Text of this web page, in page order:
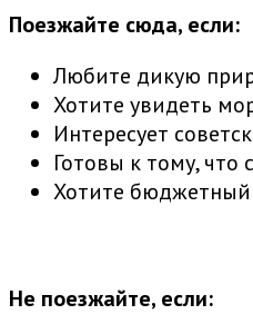
Поезжайте сюда, если:
Любите дикую
Хотите увидеть
Интересует
Готовы к тому, что
Хотите бюджетный
Не поезжайте, если: